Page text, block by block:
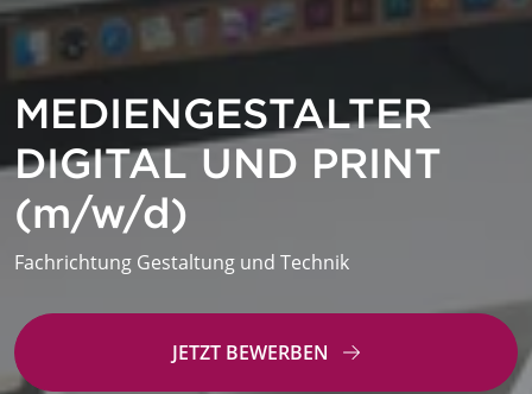
MEDIENGESTALTER
DIGITAL UND PRINT
(m/w/d)
Fachrichtung Gestaltung und Technik
JETZT BEWERBEN